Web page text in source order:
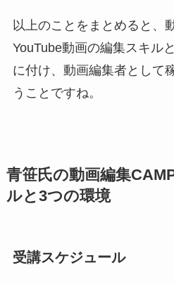
以上のことをまとめると、
YouTube動画の編集スキル
に付け、動画編集者として
うことですね。
青笹氏の動画編集
ルと3つの環境
受講スケジュール